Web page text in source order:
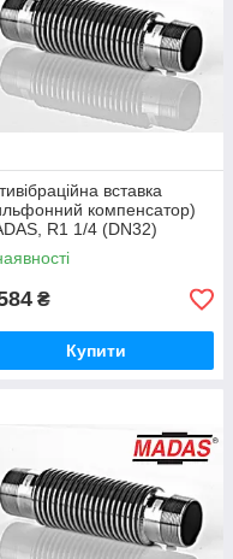
58,
,(073) 252-30-30
вставка
компенсатор)
R1 1/4 (DN32)
₴
Купити